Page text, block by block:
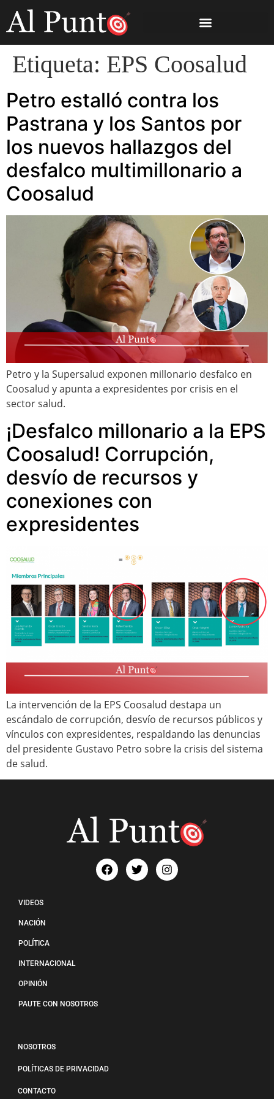
Etiqueta: EPS Coosalud
Petro estalló contra los
Pastrana y los Santos por
los nuevos hallazgos del
desfalco multimillonario a
Coosalud
Petro y la Supersalud exponen millonario desfalco en
Coosalud y apunta a expresidentes por crisis en el
sector salud.
¡Desfalco millonario a la EPS
Coosalud! Corrupción,
desvío de recursos y
conexiones con
expresidentes
La intervención de la EPS Coosalud destapa un
escándalo de corrupción, desvío de recursos públicos y
vínculos con expresidentes, respaldando las denuncias
del presidente Gustavo Petro sobre la crisis del sistema
de salud.
VIDEOS
NACIÓN
POLÍTICA
INTERNACIONAL
OPINIÓN
PAUTE CON NOSOTROS
NOSOTROS
POLÍTICAS DE PRIVACIDAD
CONTACTO